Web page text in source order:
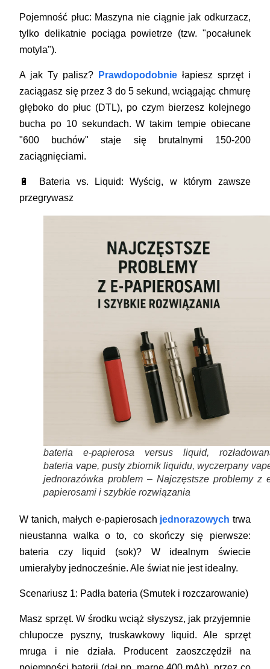
Pojemność płuc: Maszyna nie ciągnie jak odkurzacz,
tylko delikatnie pociąga powietrze (tzw. "pocałunek
motyla").
A jak Ty palisz? Prawdopodobniełapiesz sprzęt i
zaciągasz się przez 3 do 5 sekund, wciągając chmurę
głęboko do płuc (DTL), po czym bierzesz kolejnego
bucha po 10 sekundach. W takim tempie obiecane
"600 buchów" staje się brutalnymi 150-200
zaciągnięciami.
🔋 Bateria vs. Liquid: Wyścig, w którym zawsze
przegrywasz
bateria e-papierosa versus liquid,
bateria vape, pusty zbiornik liquidu, wyczerpany
jednorazówka problem – Najczęstsze problemy z
papierosami i szybkie rozwiązania
W tanich, małych e-papierosach jednorazowych trwa
nieustanna walka o to, co skończy się pierwsze:
bateria czy liquid (sok)? W idealnym świecie
umierałyby jednocześnie. Ale świat nie jest idealny.
Scenariusz 1: Padła bateria (Smutek i rozczarowanie)
Masz sprzęt. W środku wciąż słyszysz, jak przyjemnie
chlupocze pyszny, truskawkowy liquid. Ale sprzęt
mruga i nie działa. Producent zaoszczędził na